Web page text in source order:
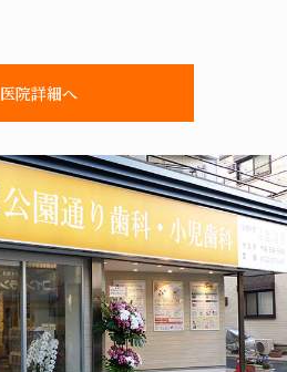
医院詳細へ